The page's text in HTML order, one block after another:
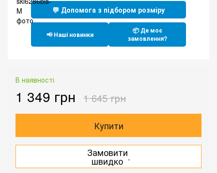
💬 Допомога з підбором розміру
📢 Наші новинки
📦 Де моє
замовлення?
В наявності
1 349 грн 1 645 грн
Купити
Замовити
швидко .